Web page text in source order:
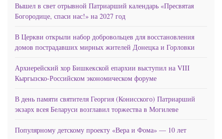
Вышел в свет отрывной Патриарший календарь «Пресвятая
Богородице, спаси нас!» на 2027 год
В Церкви открыли набор добровольцев для восстановления
домов пострадавших мирных жителей Донецка и Горловки
Архиерейский хор Бишкекской епархии выступил на VIII
Кыргызско-Российском экономическом форуме
В день памяти святителя Георгия (Конисского) Патриарший
экзарх всея Беларуси возглавил торжества в Могилеве
Популярному детскому проекту «Вера и Фома» — 10 лет